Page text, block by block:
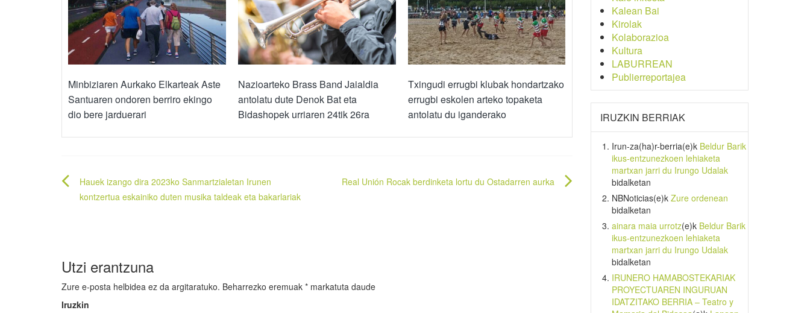
Minbiziaren Aurkako Elkarteak Aste
Santuaren ondoren berriro ekingo
dio bere jarduerari
Nazioarteko Brass Band Jaialdia
antolatu dute Denok Bat eta
Bidashopek urriaren 24tik 26ra
Txingudi errugbi klubak hondartzako
errugbi eskolen arteko topaketa
antolatu du iganderako
Bidalketetan
zehar
Hauek izango dira 2023ko Sanmartzialetan Irunen
kontzertua eskainiko duten musika taldeak eta bakarlariak
Real Unión Rocak berdinketa lortu du Ostadarren aurka
Utzi erantzuna
Zure e-posta helbidea ez da argitaratuko. Beharrezko eremuak * markatuta daude
Iruzkin
Kalean Bai
Kirolak
Kolaborazioa
Kultura
LABURREAN
Publierreportajea
IRUZKIN BERRIAK
Irun-za(ha)r-berria(e)k Beldur Barik
ikus-entzunezkoen lehiaketa
martxan jarri du Irungo Udalak
bidalketan
NBNoticias(e)k Zure ordenean
bidalketan
ainara maia urrotz(e)k Beldur Barik
ikus-entzunezkoen lehiaketa
martxan jarri du Irungo Udalak
bidalketan
IRUNERO HAMABOSTEKARIAK
PROYECTUAREN INGURUAN
IDATZITAKO BERRIA – Teatro y